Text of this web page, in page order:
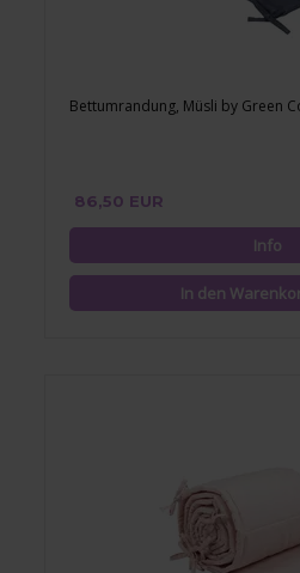
Bettumrandung, Müsli by Green
86,50 EUR